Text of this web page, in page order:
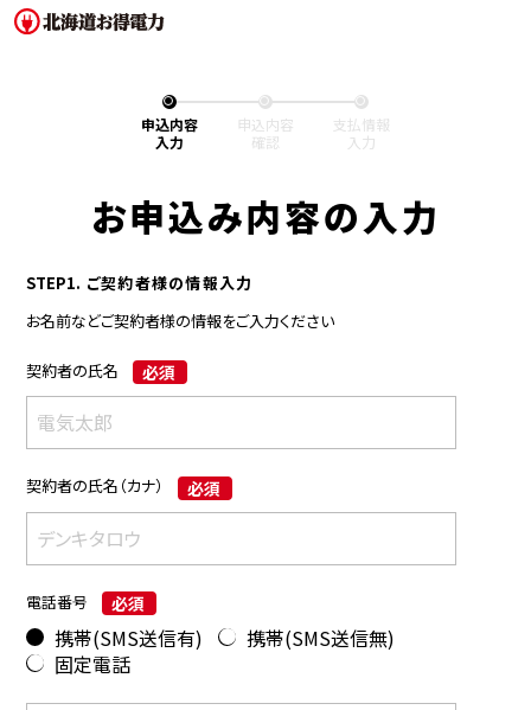
申込内容
入力
申込内容
確認
支払情報
入力
お申込み内容の入力
STEP1. ご契約者様の情報入力
お名前などご契約者様の情報をご入力ください
契約者の氏名 必須
契約者の氏名（カナ） 必須
電話番号 必須
携帯(SMS送信有)
携帯(SMS送信無)
固定電話